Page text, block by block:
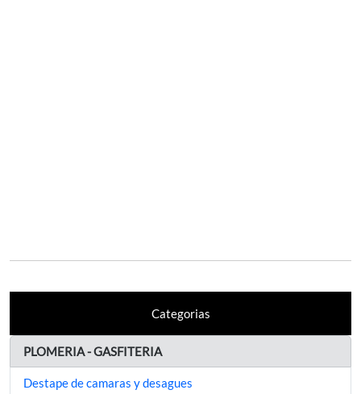
Categorias
PLOMERIA - GASFITERIA
Destape de camaras y desagues